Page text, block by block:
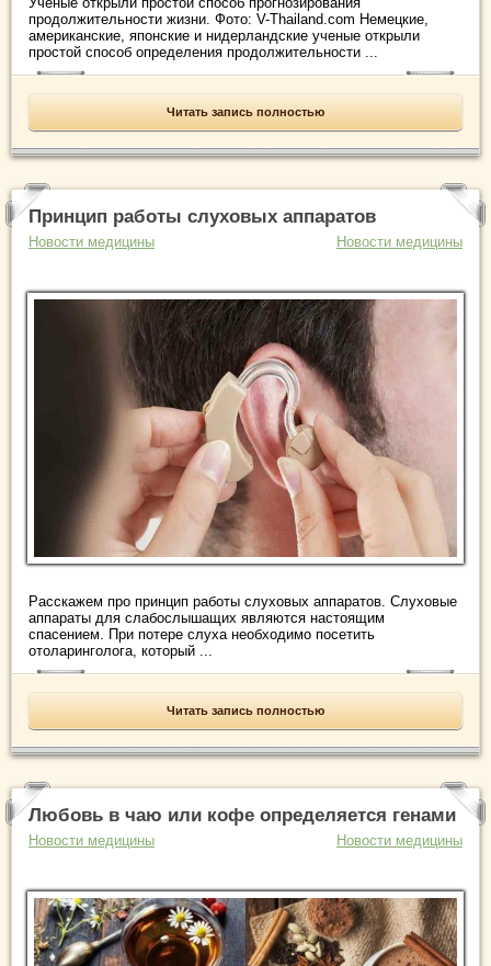
продолжительности жизни. Фото: V-Thailand.com Немецкие,
американские, японские и нидерландские ученые открыли
простой способ определения продолжительности ...
Читать запись полностью
Принцип работы слуховых аппаратов
Новости медицины Новости медицины
Расскажем про принцип работы слуховых аппаратов. Слуховые
аппараты для слабослышащих являются настоящим
спасением. При потере слуха необходимо посетить
отоларинголога, который ...
Читать запись полностью
Любовь в чаю или кофе определяется генами
Новости медицины Новости медицины